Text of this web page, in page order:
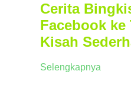
Cerita
Facebook ke
Kisah
Selengkapnya